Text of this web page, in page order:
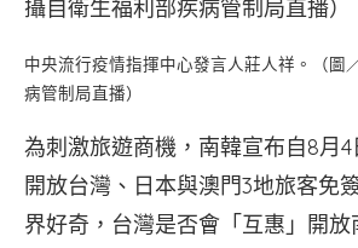
中央流行疫情指揮中心發言人莊人祥。（圖
病管制局直播）
為刺激旅遊商機，南韓宣布自8月4
開放台灣、日本與澳門3地旅客免
界好奇，台灣是否會「互惠」開放